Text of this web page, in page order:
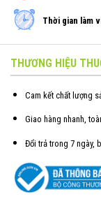
Thời gian làm
THƯƠNG HIỆU
Cam kết chất lượng
Giao hàng nhanh,
Đổi trả trong 7 ngày,